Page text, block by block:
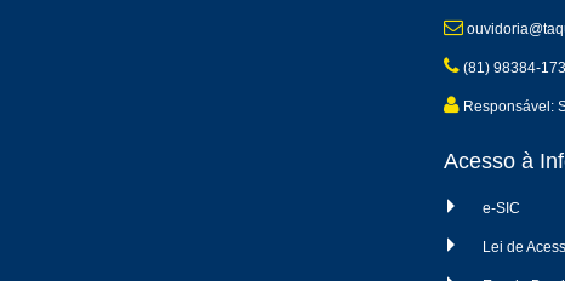
(81) 98384-
Responsável:
Acesso à
e-SIC
Lei de